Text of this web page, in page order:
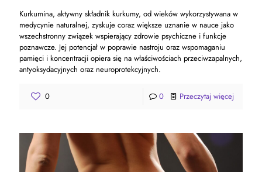
Kurkumina, aktywny składnik kurkumy, od wieków wykorzystywana w
medycynie naturalnej, zyskuje coraz większe uznanie w nauce jako
wszechstronny związek wspierający zdrowie psychiczne i funkcje
poznawcze. Jej potencjał w poprawie nastroju oraz wspomaganiu
pamięci i koncentracji opiera się na właściwościach przeciwzapalnych,
antyoksydacyjnych oraz neuroprotekcyjnych.
0 0 Przeczytaj więcej